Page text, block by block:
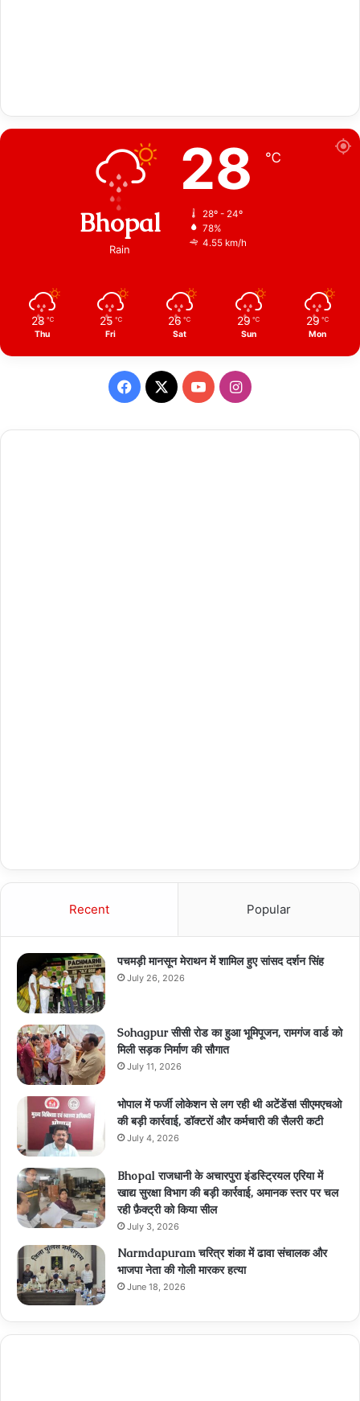
Bhopal
Rain
28 ℃
28º - 24º
78%
4.55 km/h
28 ℃
Thu
25 ℃
Fri
26 ℃
Sat
29 ℃
Sun
29 ℃
Mon
Facebook
X YouTubeInstagram
Recent Popular
पचमड़ी मानसून मेराथन में शामिल हुए सांसद दर्शन सिंह
July 26, 2026
Sohagpur सीसी रोड का हुआ भूमिपूजन, रामगंज वार्ड को
मिली सड़क निर्माण की सौगात
July 11, 2026
भोपाल में फर्जी लोकेशन से लग रही थी अटेंडेंस! सीएमएचओ
की बड़ी कार्रवाई, डॉक्टरों और कर्मचारी की सैलरी कटी
July 4, 2026
Bhopal राजधानी के अचारपुरा इंडस्ट्रियल एरिया में
खाद्य सुरक्षा विभाग की बड़ी कार्रवाई, अमानक स्तर पर चल
रही फ़ैक्ट्री को किया सील
July 3, 2026
Narmdapuram चरित्र शंका में ढावा संचालक और
भाजपा नेता की गोली मारकर हत्या
June 18, 2026